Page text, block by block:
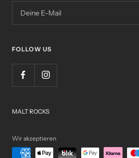
Deine E-Mail
FOLLOW US
MALT ROCKS
Wir akzeptieren